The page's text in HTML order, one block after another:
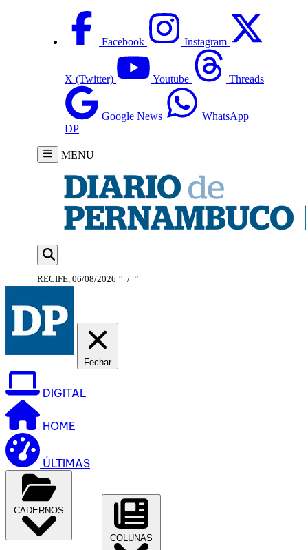
Facebook Instagram
X (Twitter) Youtube Threads
Google News
WhatsApp
DP
MENU
RECIFE, 06/08/2026 ° / °
Fechar
DIGITAL
HOME
ÚLTIMAS
CADERNOS
COLUNAS